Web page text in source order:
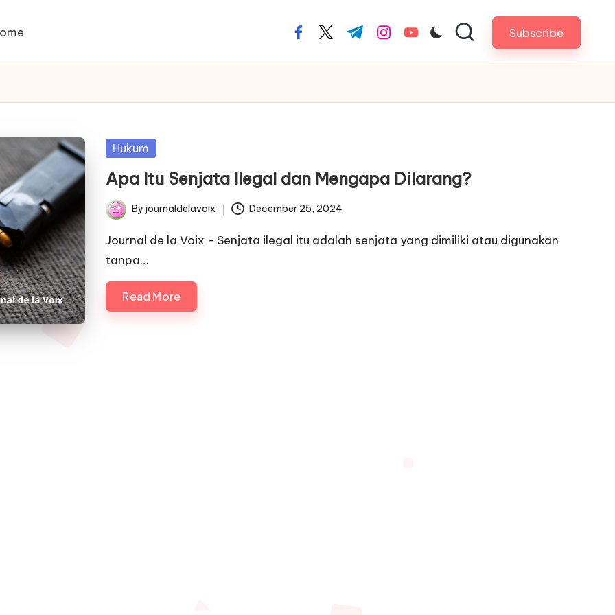
facebook.com
twitter.com
t.me instagram.com
youtube.com Subscribe
Posted
Hukum
Apa Itu Senjata Ilegal dan Mengapa Dilarang?
Posted
by
Byjournaldelavoix December 25, 2024
Journal de la Voix - Senjata ilegal itu adalah senjata yang dimiliki atau digunakan
tanpa…
Read More